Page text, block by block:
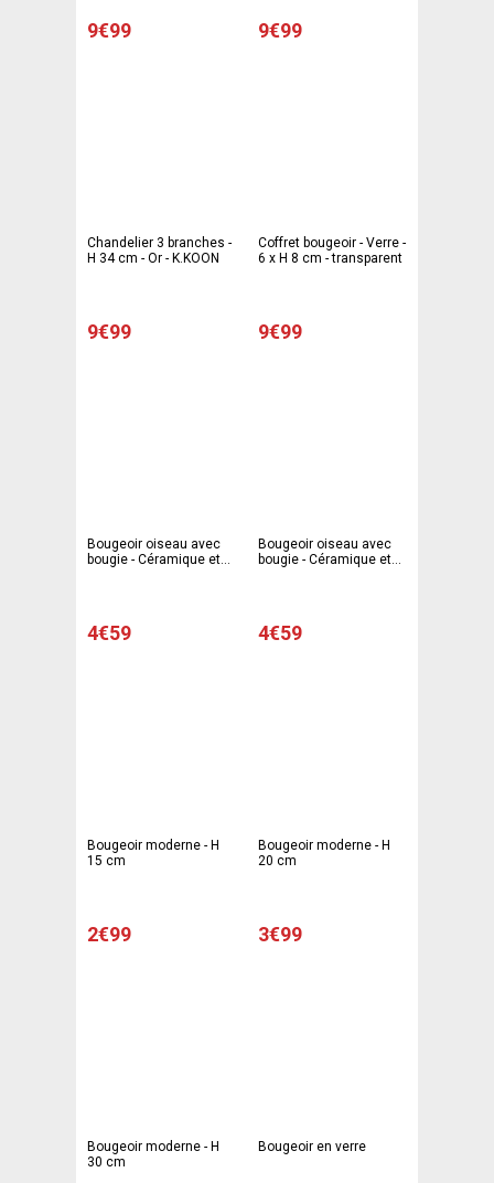
9€99 9€99
Chandelier 3 branches -
H 34 cm - Or - K.KOON
9€99
Coffret bougeoir - Verre -
6 x H 8 cm - transparent
9€99
Bougeoir oiseau avec
bougie - Céramique et
4€59
Bougeoir oiseau avec
bougie - Céramique et
4€59
Bougeoir moderne - H
15 cm
2€99
Bougeoir moderne - H
20 cm
3€99
Bougeoir moderne - H
30 cm
Bougeoir en verre